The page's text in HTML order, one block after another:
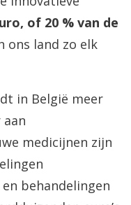
of 20 % van de
ons land zo elk
in België meer
medicijnen zijn
behandelingen